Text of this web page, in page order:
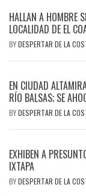
HALLAN A HOMBRE
LOCALIDAD DE EL
BYDESPERTAR DE LA
EN CIUDAD
RÍO BALSAS; SE
BYDESPERTAR DE LA
EXHIBEN A
IXTAPA
BYDESPERTAR DE LA